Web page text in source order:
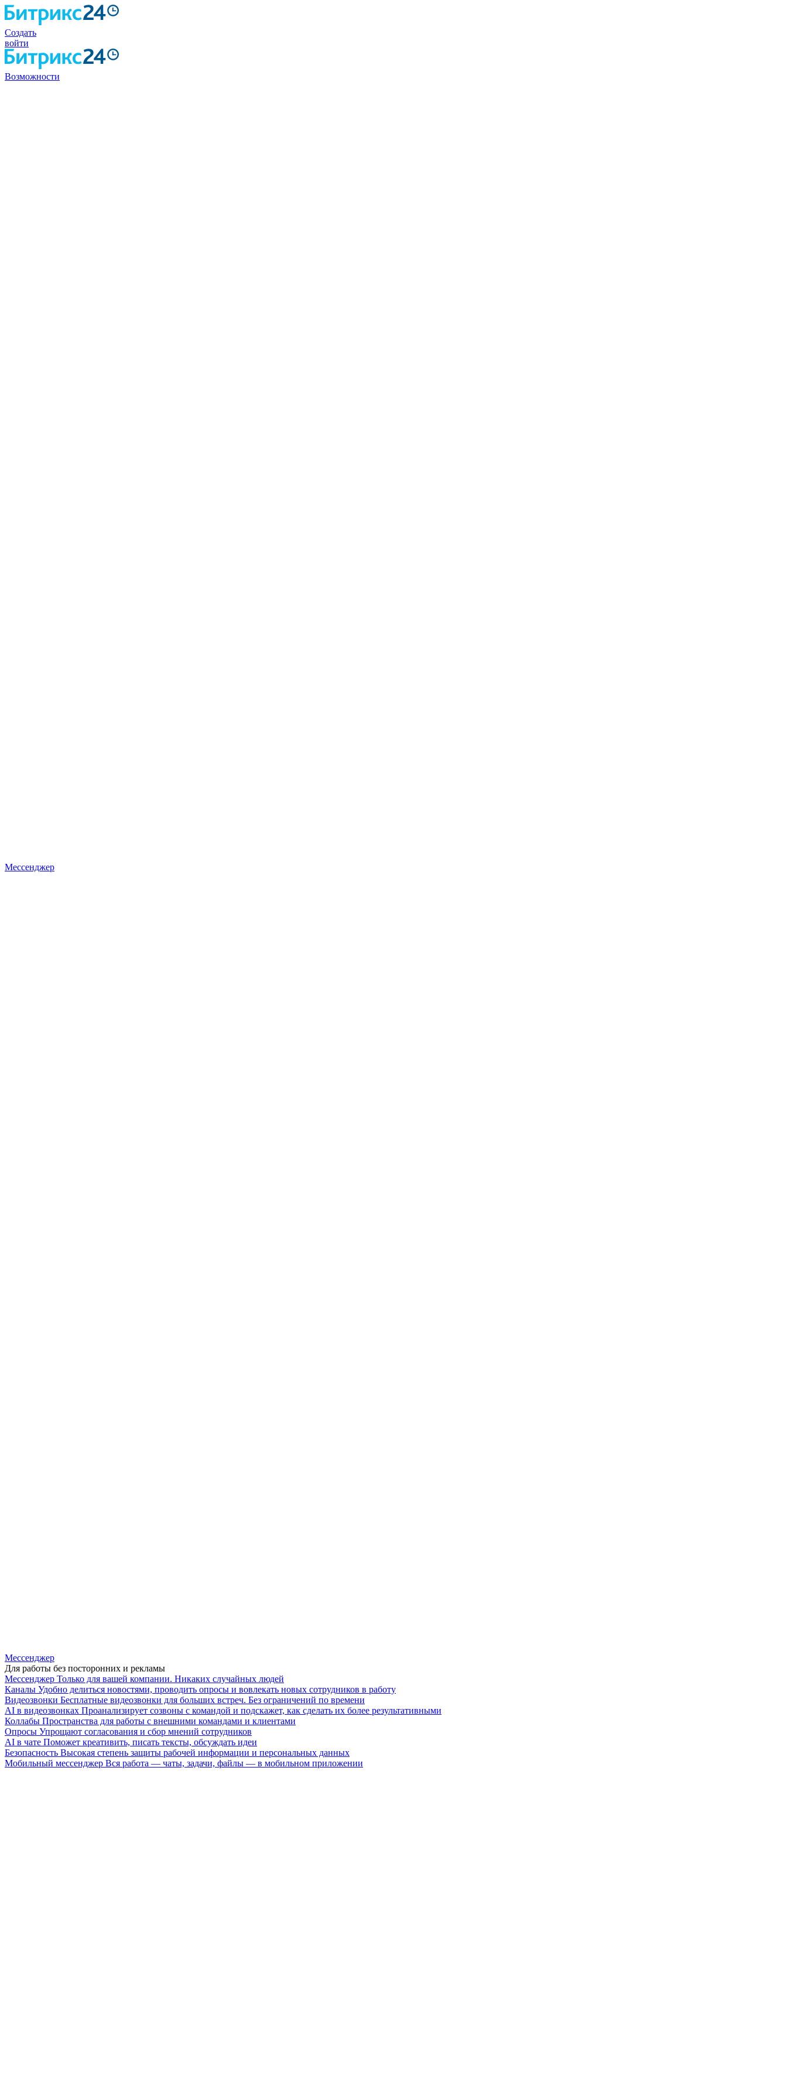
Создать
войти
Возможности
Мессенджер
Мессенджер
Для работы без посторонних и рекламы
Мессенджер Только для вашей компании. Никаких случайных людей
Каналы Удобно делиться новостями, проводить опросы и вовлекать новых сотрудников в работу
Видеозвонки Бесплатные видеозвонки для больших встреч. Без ограничений по времени
AI в видеозвонках Проанализирует созвоны с командой и подскажет, как сделать их более результативными
Коллабы Пространства для работы с внешними командами и клиентами
Опросы Упрощают согласования и сбор мнений сотрудников
AI в чате Поможет креативить, писать тексты, обсуждать идеи
Безопасность Высокая степень защиты рабочей информации и персональных данных
Мобильный мессенджер Вся работа — чаты, задачи, файлы — в мобильном приложении